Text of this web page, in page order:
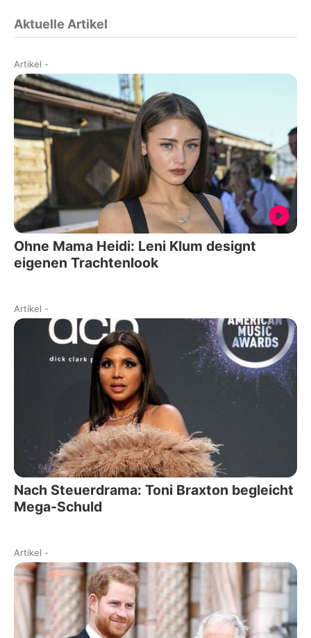
Aktuelle Artikel
Artikel -
Ohne Mama Heidi: Leni Klum designt
eigenen Trachtenlook
Artikel -
Nach Steuerdrama: Toni Braxton begleicht
Mega-Schuld
Artikel -